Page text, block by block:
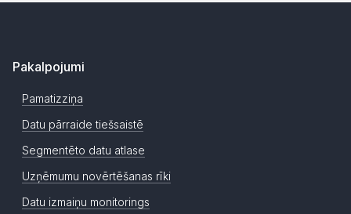
Pakalpojumi
Pamatizziņa
Datu pārraide tiešsaistē
Segmentēto datu atlase
Uzņēmumu novērtēšanas rīki
Datu izmaiņu monitorings